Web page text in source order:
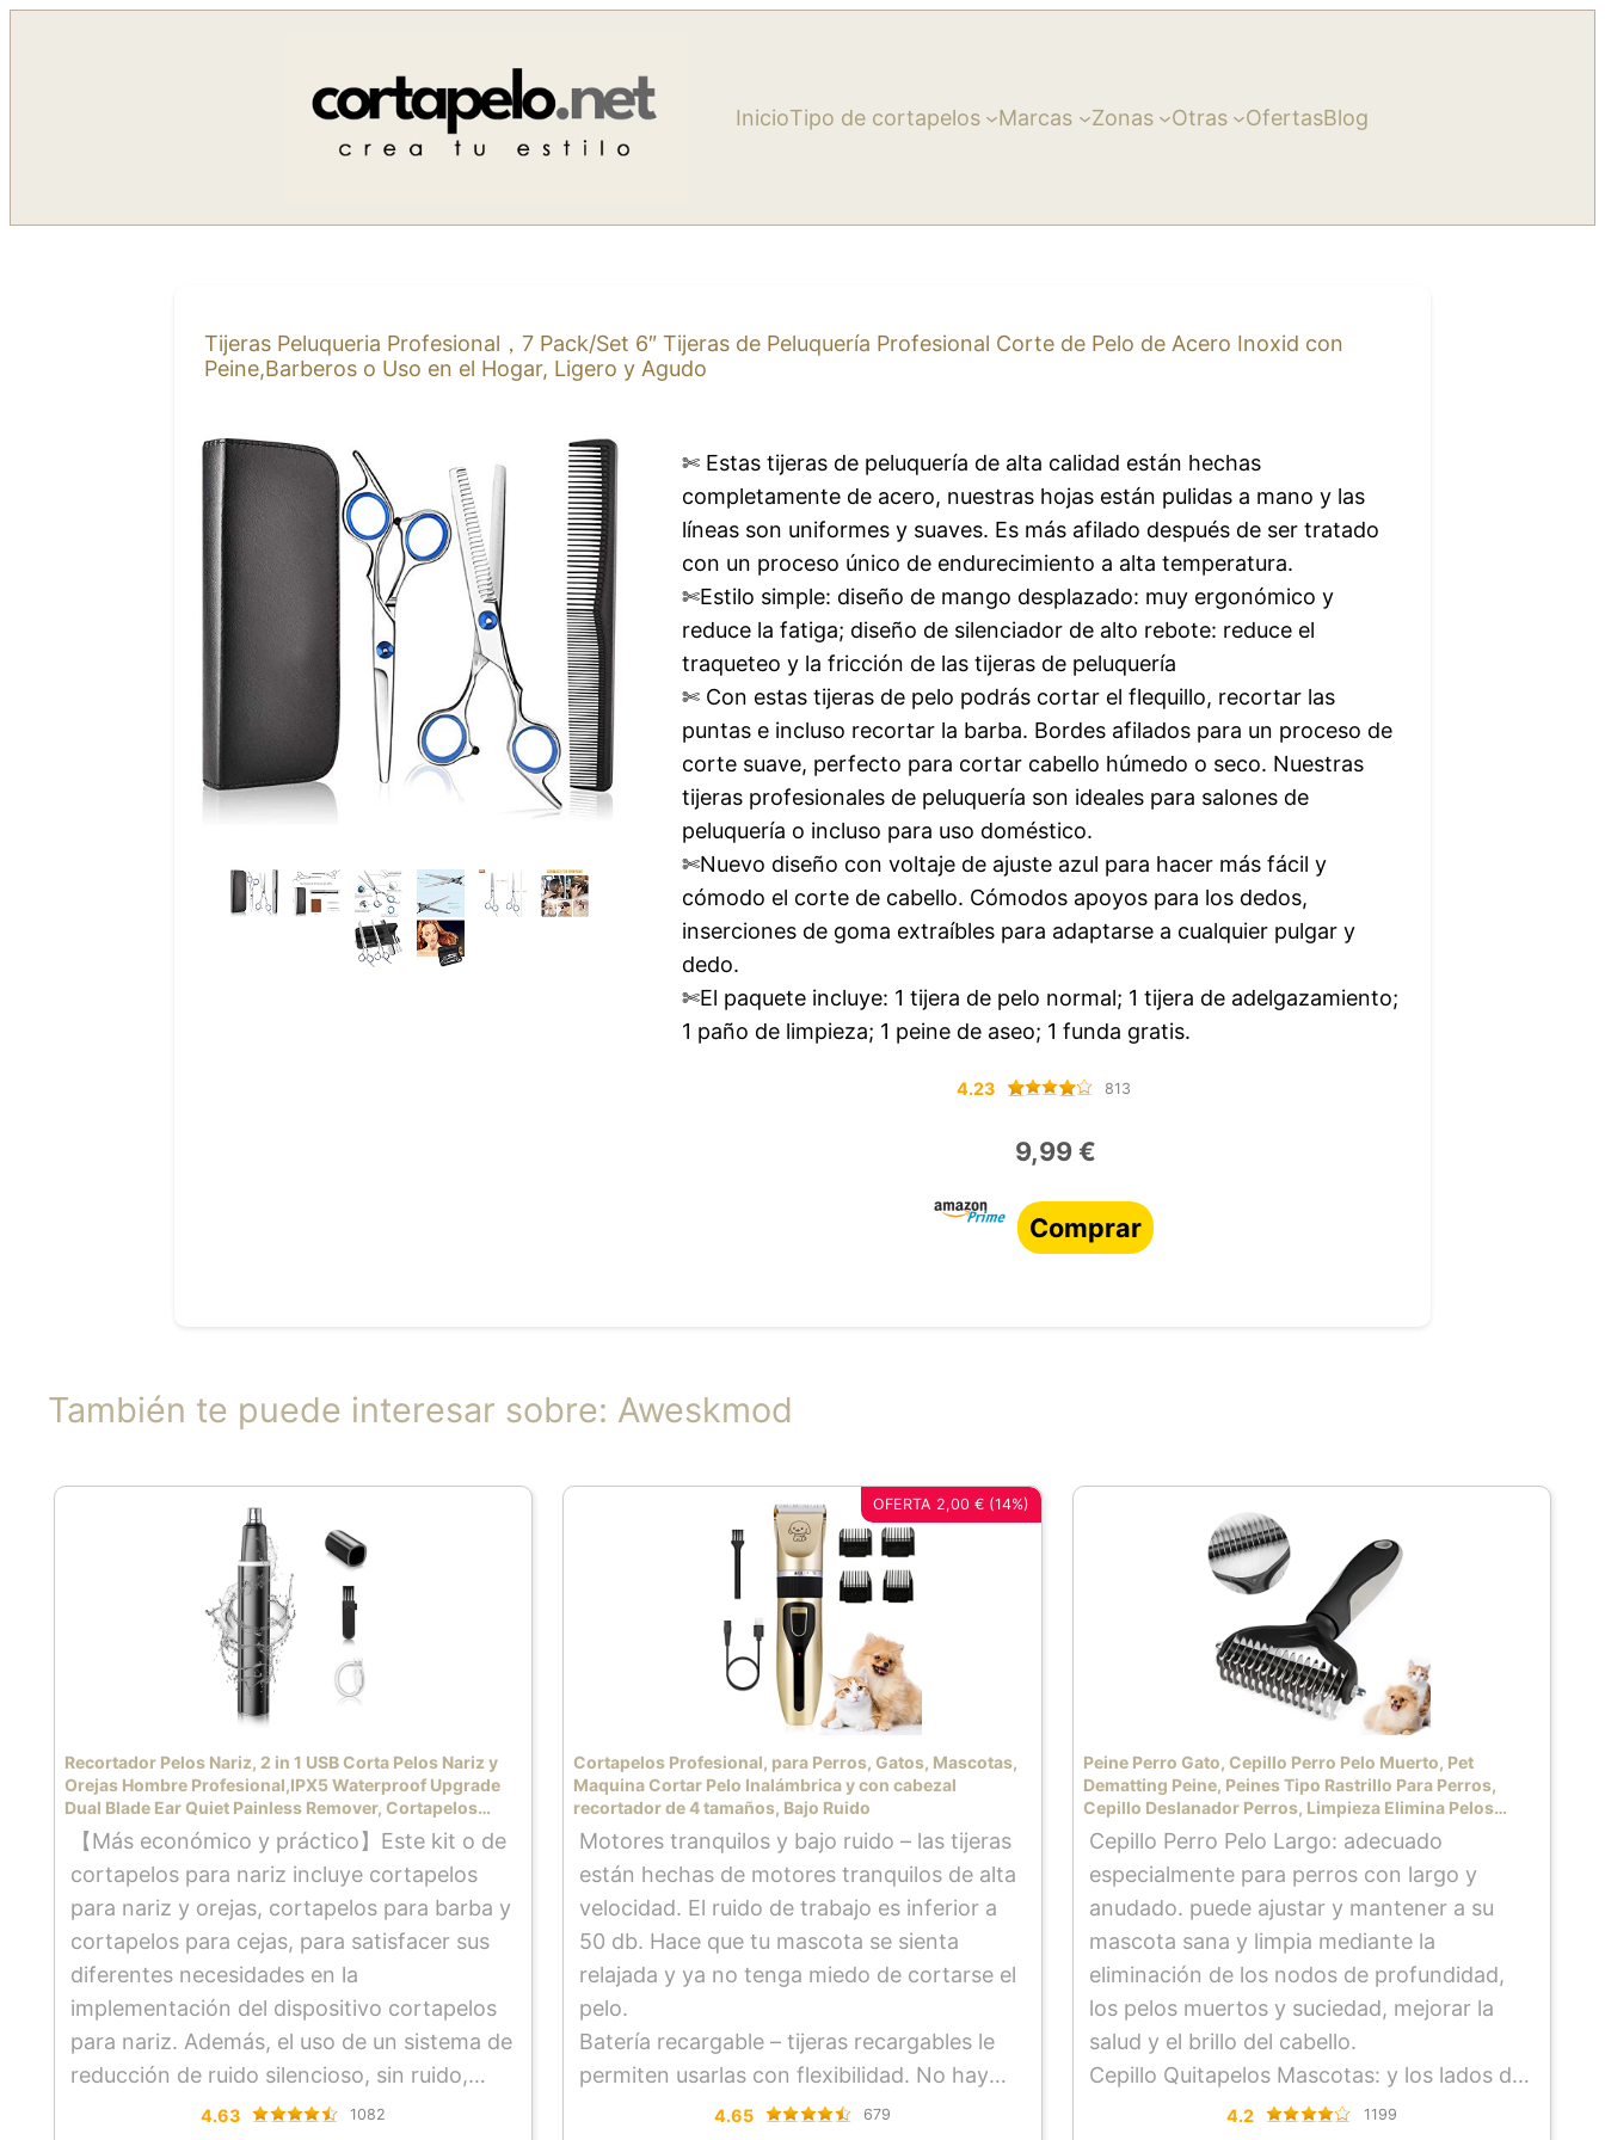
InicioTipo de cortapelos Marcas Zonas Otras OfertasBlog
Tijeras Peluqueria Profesional，7 Pack/Set 6″ Tijeras de Peluquería Profesional Corte de Pelo de Acero Inoxid con
Peine,Barberos o Uso en el Hogar, Ligero y Agudo
✄ Estas tijeras de peluquería de alta calidad están hechas
completamente de acero, nuestras hojas están pulidas a mano y las
líneas son uniformes y suaves. Es más afilado después de ser tratado
con un proceso único de endurecimiento a alta temperatura.
✄Estilo simple: diseño de mango desplazado: muy ergonómico y
reduce la fatiga; diseño de silenciador de alto rebote: reduce el
traqueteo y la fricción de las tijeras de peluquería
✄ Con estas tijeras de pelo podrás cortar el flequillo, recortar las
puntas e incluso recortar la barba. Bordes afilados para un proceso de
corte suave, perfecto para cortar cabello húmedo o seco. Nuestras
tijeras profesionales de peluquería son ideales para salones de
peluquería o incluso para uso doméstico.
✄Nuevo diseño con voltaje de ajuste azul para hacer más fácil y
cómodo el corte de cabello. Cómodos apoyos para los dedos,
inserciones de goma extraíbles para adaptarse a cualquier pulgar y
dedo.
✄El paquete incluye: 1 tijera de pelo normal; 1 tijera de adelgazamiento;
1 paño de limpieza; 1 peine de aseo; 1 funda gratis.
4.23 813
9,99 €
Comprar
También te puede interesar sobre: Aweskmod
Recortador Pelos Nariz, 2 in 1 USB Corta Pelos Nariz y
Orejas Hombre Profesional,IPX5 Waterproof Upgrade
Dual Blade Ear Quiet Painless Remover, Cortapelos
Hombre Nariz y Oreja Impermeable
【Más económico y práctico】Este kit o de
cortapelos para nariz incluye cortapelos
para nariz y orejas, cortapelos para barba y
cortapelos para cejas, para satisfacer sus
diferentes necesidades en la
implementación del dispositivo cortapelos
para nariz. Además, el uso de un sistema de
reducción de ruido silencioso, sin ruido,
cómodo y silencioso para limpiar el vello
4.63 1082
OFERTA 2,00 € (14%)
Cortapelos Profesional, para Perros, Gatos, Mascotas,
Maquina Cortar Pelo Inalámbrica y con cabezal
recortador de 4 tamaños, Bajo Ruido
Motores tranquilos y bajo ruido – las tijeras
están hechas de motores tranquilos de alta
velocidad. El ruido de trabajo es inferior a
50 db. Hace que tu mascota se sienta
relajada y ya no tenga miedo de cortarse el
pelo.
Batería recargable – tijeras recargables le
permiten usarlas con flexibilidad. No hay
problema en usarlo al cargar, no te
4.65 679
Peine Perro Gato, Cepillo Perro Pelo Muerto, Pet
Dematting Peine, Peines Tipo Rastrillo Para Perros,
Cepillo Deslanador Perros, Limpieza Elimina Pelos
Muertos Y Desenred a Los Nudos El Cabello (Dual)
Cepillo Perro Pelo Largo: adecuado
especialmente para perros con largo y
anudado. puede ajustar y mantener a su
mascota sana y limpia mediante la
eliminación de los nodos de profundidad,
los pelos muertos y suciedad, mejorar la
salud y el brillo del cabello.
Cepillo Quitapelos Mascotas: y los lados del
mango están hechos de goma suave, no es
4.2 1199